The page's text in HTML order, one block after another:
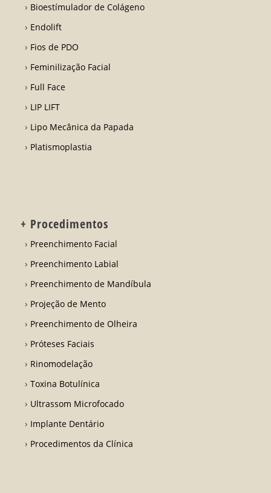
Bioestímulador de Colágeno
Endolift
Fios de PDO
Feminilização Facial
Full Face
LIP LIFT
Lipo Mecânica da Papada
Platismoplastia
+ Procedimentos
Preenchimento Facial
Preenchimento Labial
Preenchimento de Mandíbula
Projeção de Mento
Preenchimento de Olheira
Próteses Faciais
Rinomodelação
Toxina Botulínica
Ultrassom Microfocado
Implante Dentário
Procedimentos da Clínica